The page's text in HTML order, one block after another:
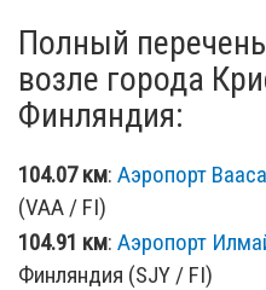
Полный
возле города
Финляндия:
104.07 км: Аэропорт
(VAA / FI)
104.91 км: Аэропорт
Финляндия (SJY / FI)